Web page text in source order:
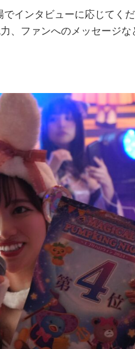
インタビューに応じてく
ファンへのメッセージな